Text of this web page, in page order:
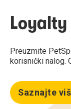
Preuzmite
korisnički nalog.
Saznajte